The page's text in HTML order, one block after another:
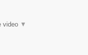
video ▼